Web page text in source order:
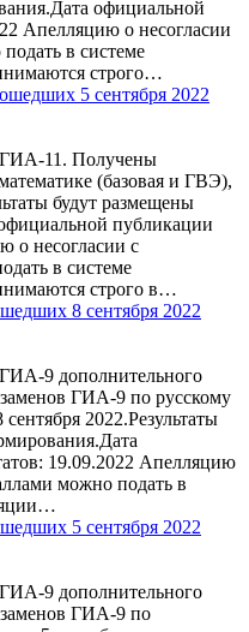
официальной
Апелляцию о несогласии
в системе
строго…
5 сентября 2022
ГИА-11. Получены
(базовая и ГВЭ),
будут размещены
публикации
о несогласии с
в системе
строго в…
8 сентября 2022
9 дополнительного
ГИА-9 по русскому
2022.Результаты
19.09.2022 Апелляцию
можно подать в
5 сентября 2022
9 дополнительного
ГИА-9 по